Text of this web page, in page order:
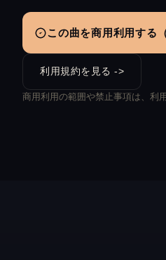
この曲を商用利用する
利用規約を見る ->
商用利用の範囲や禁止事項は、利